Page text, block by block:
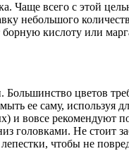
Чаще всего с этой
небольшого
кислоту или
Большинство цветов
ее саму,
и вовсе рекомендуют
головками. Не стоит
чтобы не